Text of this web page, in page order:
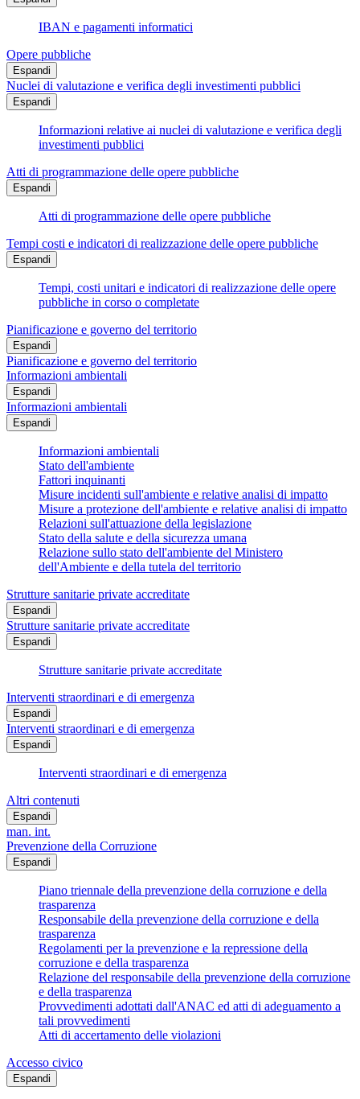
IBAN e pagamenti informatici
Opere pubbliche
Espandi
Nuclei di valutazione e verifica degli investimenti pubblici
Espandi
Informazioni relative ai nuclei di valutazione e verifica degli
investimenti pubblici
Atti di programmazione delle opere pubbliche
Espandi
Atti di programmazione delle opere pubbliche
Tempi costi e indicatori di realizzazione delle opere pubbliche
Espandi
Tempi, costi unitari e indicatori di realizzazione delle opere
pubbliche in corso o completate
Pianificazione e governo del territorio
Espandi
Pianificazione e governo del territorio
Informazioni ambientali
Espandi
Informazioni ambientali
Espandi
Informazioni ambientali
Stato dell'ambiente
Fattori inquinanti
Misure incidenti sull'ambiente e relative analisi di impatto
Misure a protezione dell'ambiente e relative analisi di impatto
Relazioni sull'attuazione della legislazione
Stato della salute e della sicurezza umana
Relazione sullo stato dell'ambiente del Ministero
dell'Ambiente e della tutela del territorio
Strutture sanitarie private accreditate
Espandi
Strutture sanitarie private accreditate
Espandi
Strutture sanitarie private accreditate
Interventi straordinari e di emergenza
Espandi
Interventi straordinari e di emergenza
Espandi
Interventi straordinari e di emergenza
Altri contenuti
Espandi
man. int.
Prevenzione della Corruzione
Espandi
Piano triennale della prevenzione della corruzione e della
trasparenza
Responsabile della prevenzione della corruzione e della
trasparenza
Regolamenti per la prevenzione e la repressione della
corruzione e della trasparenza
Relazione del responsabile della prevenzione della corruzione
e della trasparenza
Provvedimenti adottati dall'ANAC ed atti di adeguamento a
tali provvedimenti
Atti di accertamento delle violazioni
Accesso civico
Espandi